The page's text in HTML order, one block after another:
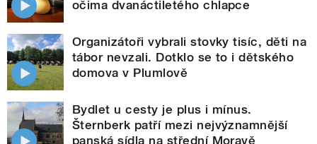
očima dvanáctiletého chlapce
Organizátoři vybrali stovky tisíc, děti na
tábor nevzali. Dotklo se to i dětského
domova v Plumlově
Bydlet u cesty je plus i mínus.
Šternberk patří mezi nejvýznamnější
panská sídla na střední Moravě